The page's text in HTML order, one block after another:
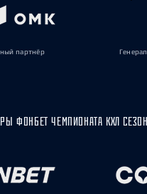
партнёр
ФОНБЕТ ЧЕМПИОНАТА КХЛ